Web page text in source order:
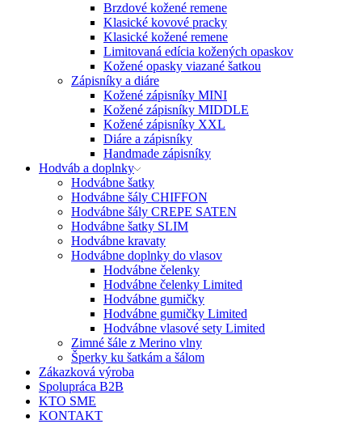
Brzdové kožené remene
Klasické kovové pracky
Klasické kožené remene
Limitovaná edícia kožených opaskov
Kožené opasky viazané šatkou
Zápisníky a diáre
Kožené zápisníky MINI
Kožené zápisníky MIDDLE
Kožené zápisníky XXL
Diáre a zápisníky
Handmade zápisníky
Hodváb a doplnky
Hodvábne šatky
Hodvábne šály CHIFFON
Hodvábne šály CREPE SATEN
Hodvábne šatky SLIM
Hodvábne kravaty
Hodvábne doplnky do vlasov
Hodvábne čelenky
Hodvábne čelenky Limited
Hodvábne gumičky
Hodvábne gumičky Limited
Hodvábne vlasové sety Limited
Zimné šále z Merino vlny
Šperky ku šatkám a šálom
Zákazková výroba
Spolupráca B2B
KTO SME
KONTAKT